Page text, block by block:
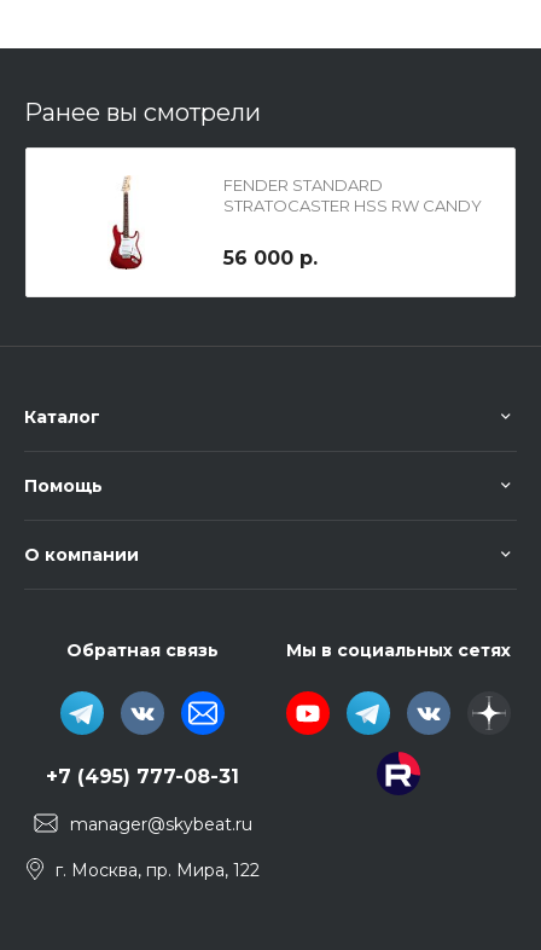
Ранее вы смотрели
FENDER STANDARD
STRATOCASTER HSS RW CANDY
цвет - красный
56 000 р.
Каталог
Помощь
О компании
Обратная связь
+7 (495) 777-08-31
manager@skybeat.ru
г. Москва, пр. Мира, 122
Мы в социальных сетях